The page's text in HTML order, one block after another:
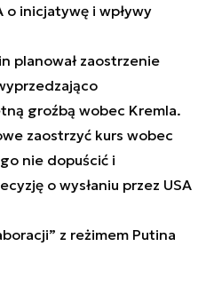
o inicjatywę i wpływy
planował zaostrzenie
groźbą wobec Kremla.
zaostrzyć kurs wobec
nie dopuścić i
o wysłaniu przez USA
z reżimem Putina